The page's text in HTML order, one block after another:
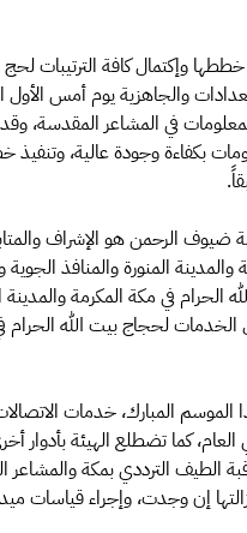
وإكتمال كافة الترتيبات
والجاهزية يوم أمس
في المشاعر المقدسة،
بكفاءة وجودة عالية،
ضيوف الرحمن هو الإشراف
المنورة والمنافذ الجوية
في مكة المكرمة والمدينة
لحجاج بيت الله
المبارك، خدمات
العام، كما تضطلع الهيئة
الطيف الترددي بمكة
إن وجدت، وإجراء قياسات